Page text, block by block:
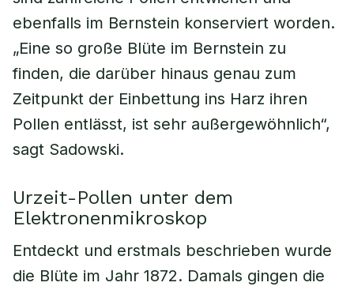
ebenfalls im Bernstein konserviert worden.
„Eine so große Blüte im Bernstein zu
finden, die darüber hinaus genau zum
Zeitpunkt der Einbettung ins Harz ihren
Pollen entlässt, ist sehr außergewöhnlich“,
sagt Sadowski.
Urzeit-Pollen unter dem
Elektronenmikroskop
Entdeckt und erstmals beschrieben wurde
die Blüte im Jahr 1872. Damals gingen die